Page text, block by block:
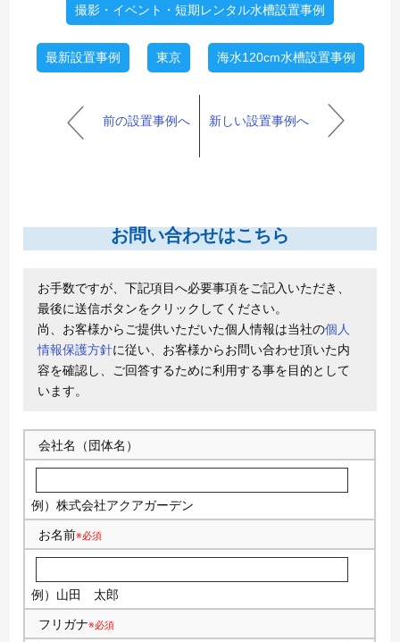
撮影・イベント・短期レンタル水槽設置事例
最新設置事例 東京 海水120cm水槽設置事例
前の設置事例へ 新しい設置事例へ
お問い合わせはこちら
お手数ですが、下記項目へ必要事項をご記入いただき、
最後に送信ボタンをクリックしてください。
尚、お客様からご提供いただいた個人情報は当社の個人
情報保護方針に従い、お客様からお問い合わせ頂いた内
容を確認し、ご回答するために利用する事を目的として
います。
会社名（団体名）
例）株式会社アクアガーデン
お名前※必須
例）山田 太郎
フリガナ※必須